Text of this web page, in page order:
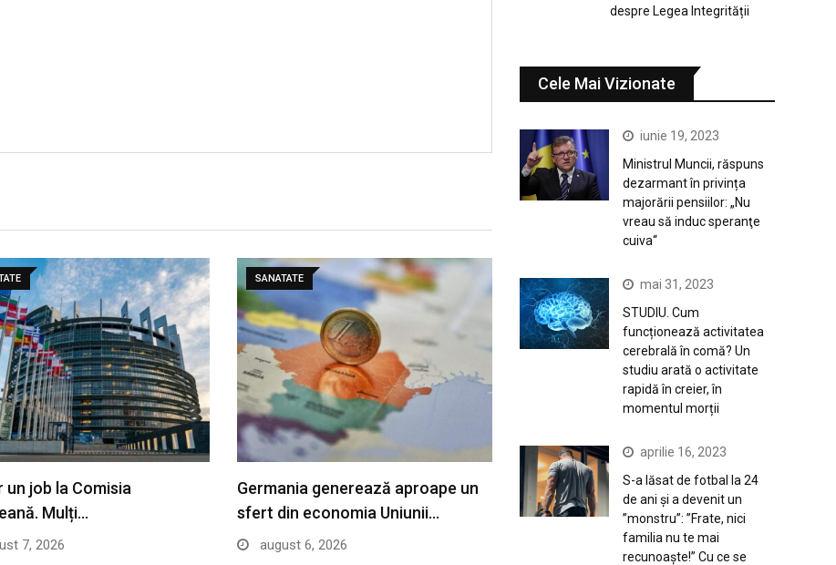
un job la Comisia
Mulți…
7, 2026
SANATATE
Germania generează aproape un
sfert din economia Uniunii…
august 6, 2026
despre Legea Integrității
Cele Mai Vizionate
iunie 19, 2023
Ministrul Muncii, răspuns
dezarmant în privința
majorării pensiilor: „Nu
vreau să induc speranţe
cuiva“
mai 31, 2023
STUDIU. Cum
funcționează activitatea
cerebrală în comă? Un
studiu arată o activitate
rapidă în creier, în
momentul morții
aprilie 16, 2023
S-a lăsat de fotbal la 24
de ani și a devenit un
”monstru”: ”Frate, nici
familia nu te mai
recunoaște!” Cu ce se